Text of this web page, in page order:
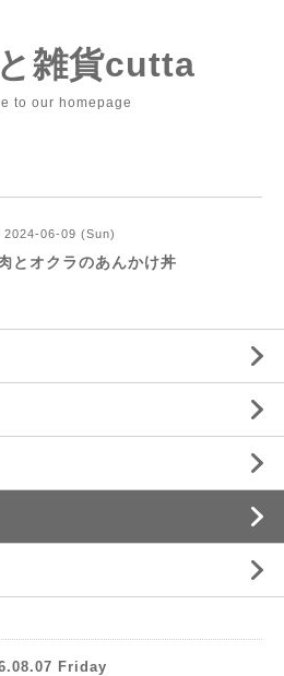
雑貨cutta
to our homepage
06-09 (Sun)
とオクラのあんかけ丼
Friday